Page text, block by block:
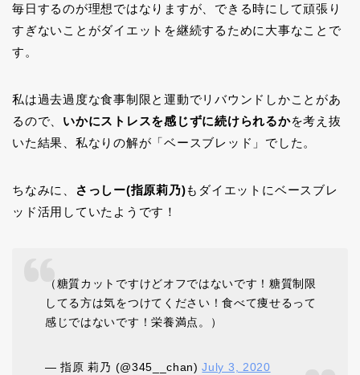
毎日するのが理想ではなりますが、できる時にして頑張り
すぎないことがダイエットを継続するために大事なことで
す。
私は過去過度な食事制限と運動でリバウンドしかことがあ
るので、 いかにストレスを感じずに続けられるかを考え抜
いた結果、私なりの解が「ベースブレッド」でした。
ちなみに、 さっしー(指原莉乃)もダイエットにベースブレ
ッド活用していたようです！
（糖質カットですけどオフではないです！糖質制限
してる方は気をつけてください！食べて痩せるって
感じではないです！栄養満点。）
— 指原 莉乃 (@345__chan)July 3, 2020